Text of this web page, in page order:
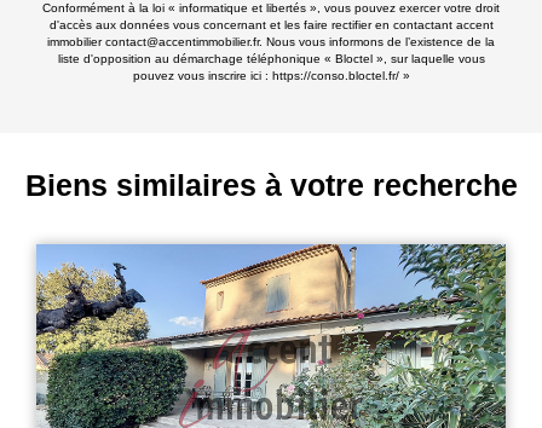
Conformément à la loi « informatique et libertés », vous pouvez exercer votre droit
d'accès aux données vous concernant et les faire rectifier en contactant accent
immobilier contact@accentimmobilier.fr. Nous vous informons de l’existence de la
liste d'opposition au démarchage téléphonique « Bloctel », sur laquelle vous
pouvez vous inscrire ici : https://conso.bloctel.fr/»
Biens similaires à votre recherche